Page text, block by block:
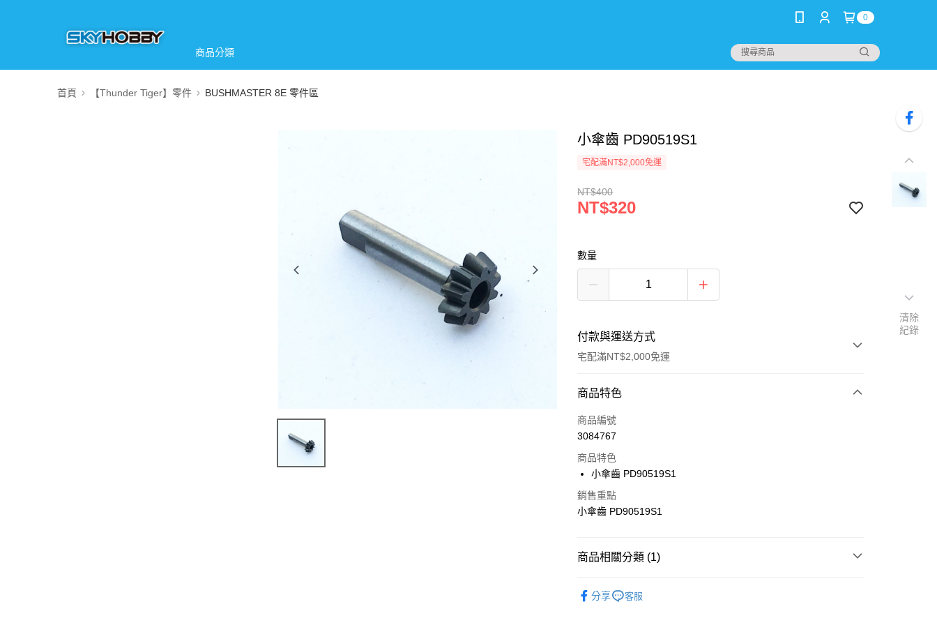
0
商品分類
首頁 【Thunder Tiger】零件 BUSHMASTER 8E 零件區
小傘齒 PD90519S1
宅配滿NT$2,000免運
NT$400
NT$320
數量
付款與運送方式
宅配滿NT$2,000免運
付款方式
信用卡一次付款
Apple Pay
街口支付
運送方式
商品特色
商品編號
3084767
商品特色
小傘齒 PD90519S1
銷售重點
小傘齒 PD90519S1
商品相關分類 (1)
分享
客服
清除
紀錄